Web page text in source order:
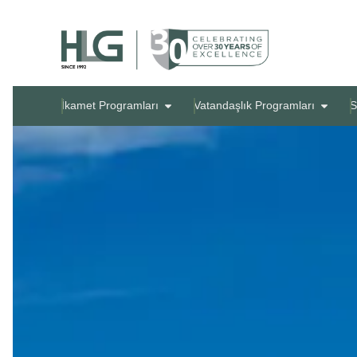
İkamet Programları Vatandaşlık Programları